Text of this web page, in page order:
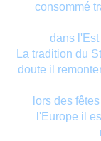
consommé
dans
La tradition du
doute il
lors des
l'Europe il